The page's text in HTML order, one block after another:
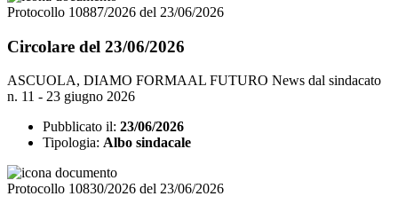
Protocollo 10887/2026 del 23/06/2026
Circolare del 23/06/2026
ASCUOLA, DIAMO FORMAAL FUTURO News dal sindacato
n. 11 - 23 giugno 2026
Pubblicato il: 23/06/2026
Tipologia: Albo sindacale
Protocollo 10830/2026 del 23/06/2026